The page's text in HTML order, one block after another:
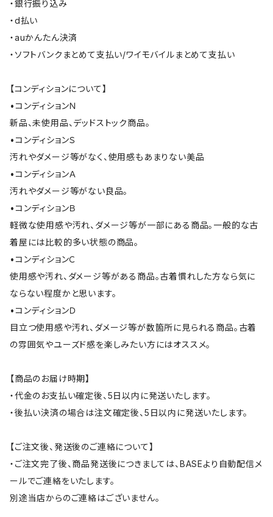
・銀行振り込み
・d払い
・auかんたん決済
・ソフトバンクまとめて支払い/ワイモバイルまとめて支払い
【コンディションについて】
•コンディションＮ
新品、未使用品、デッドストック商品。
•コンディションＳ
汚れやダメージ等がなく、使用感もあまりない美品
•コンディションＡ
汚れやダメージ等がない良品。
•コンディションＢ
軽微な使用感や汚れ、ダメージ等が一部にある商品。一般的な古
着屋には比較的多い状態の商品。
•コンディションＣ
使用感や汚れ、ダメージ等がある商品。古着慣れした方なら気に
ならない程度かと思います。
•コンディションＤ
目立つ使用感や汚れ、ダメージ等が数箇所に見られる商品。古着
の雰囲気やユーズド感を楽しみたい方にはオススメ。
【商品のお届け時期】
・代金のお支払い確定後、5日以内に発送いたします。
・後払い決済の場合は注文確定後、5日以内に発送いたします。
【ご注文後、発送後のご連絡について】
・ご注文完了後、商品発送後につきましては、BASEより自動配信メ
ールでご連絡をいたします。
別途当店からのご連絡はございません。